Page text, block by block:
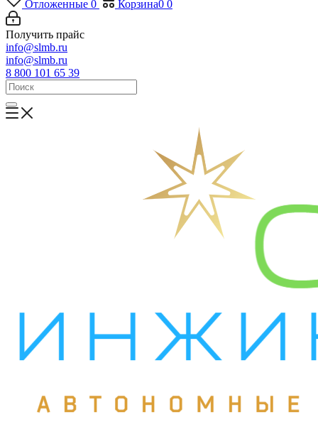
Отложенные 0 Корзина0 0
Получить прайс
info@slmb.ru
info@slmb.ru
8 800 101 65 39